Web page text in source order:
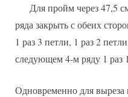
Для пройм через 47,5
ряда закрыть с обеих
1 раз 3 петли, 1 раз 2
следующем 4-м ряду 1 раз
Одновременно для выреза